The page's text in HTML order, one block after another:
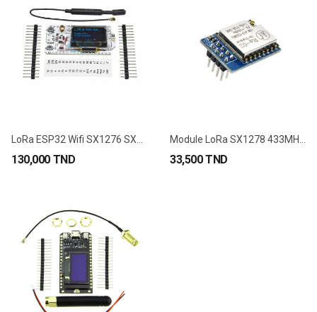
130,000 TND 33,500 TND